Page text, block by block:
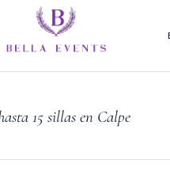
15 sillas en Calpe